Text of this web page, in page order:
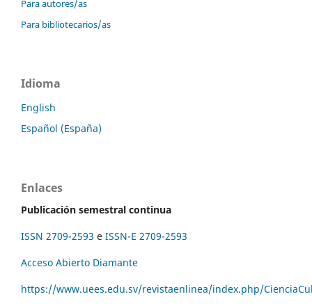
Para autores/as
Para bibliotecarios/as
Idioma
English
Español (España)
Enlaces
Publicación semestral continua
ISSN 2709-2593 e ISSN-E 2709-2593
Acceso Abierto Diamante
https://www.uees.edu.sv/revistaenlinea/index.php/